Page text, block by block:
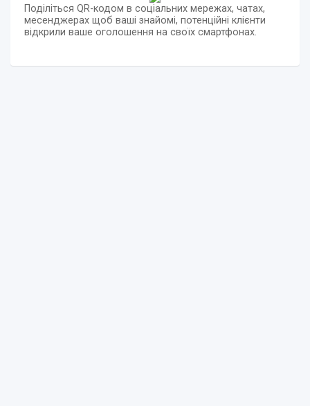
Поділіться QR-кодом в соціальних мережах, чатах,
месенджерах щоб ваші знайомі, потенційні клієнти
відкрили ваше оголошення на своїх смартфонах.